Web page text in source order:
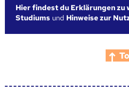
Hier findest du Erklärungen
Studiums und Hinweise zur